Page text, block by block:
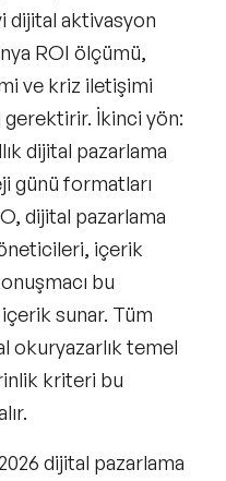
dijital aktivasyon
ROI ölçümü,
ve kriz iletişimi
gerektirir. İkinci yön:
dijital pazarlama
günü formatları
dijital pazarlama
içerik
bu
sunar. Tüm
okuryazarlık temel
kriteri bu
dijital pazarlama